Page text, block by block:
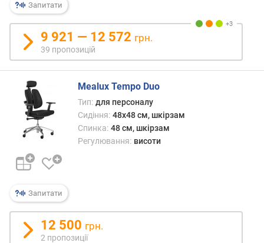
н
н
я
(
с
м
)
м
а
к
.
в
с
а
Запитати
9 921 — 12 572 грн.
39 пропозицій
Запитати
Mealux Tempo Duo
Тип: для персоналу
Сидіння: 48x48 см, шкірзам
Спинка: 48 см, шкірзам
Регулювання: висоти
12 500 грн.
2 пропозиції